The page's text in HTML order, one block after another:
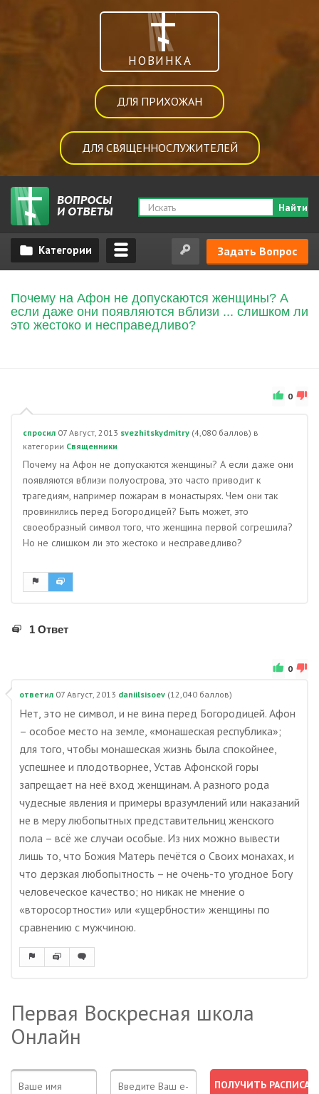
НОВИНКА
ДЛЯ ПРИХОЖАН
ДЛЯ СВЯЩЕННОСЛУЖИТЕЛЕЙ
Найти
Задать Вопрос
Почему на Афон не допускаются женщины? А
если даже они появляются вблизи ... слишком ли
это жестоко и несправедливо?
0
спросил 07 Август, 2013 svezhitskydmitry (4,080 баллов) в
категории Священники
Почему на Афон не допускаются женщины? А если даже они
появляются вблизи полуострова, это часто приводит к
трагедиям, например пожарам в монастырях. Чем они так
провинились перед Богородицей? Быть может, это
своеобразный символ того, что женщина первой согрешила?
Но не слишком ли это жестоко и несправедливо?
1 Ответ
0
ответил 07 Август, 2013 daniilsisoev (12,040 баллов)
Нет, это не символ, и не вина перед Богородицей. Афон
– особое место на земле, «монашеская республика»;
для того, чтобы монашеская жизнь была спокойнее,
успешнее и плодотворнее, Устав Афонской горы
запрещает на неё вход женщинам. А разного рода
чудесные явления и примеры вразумлений или наказаний
не в меру любопытных представительниц женского
пола – всё же случаи особые. Из них можно вывести
лишь то, что Божия Матерь печётся о Своих монахах, и
что дерзкая любопытность – не очень-то угодное Богу
человеческое качество; но никак не мнение о
«второсортности» или «ущербности» женщины по
сравнению с мужчиною.
Первая Воскресная школа
Онлайн